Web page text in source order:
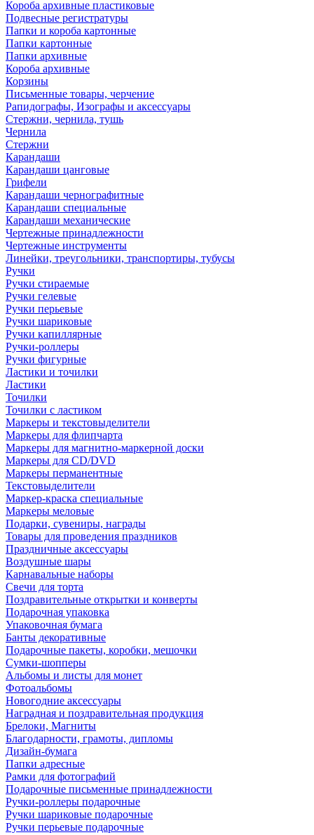
Короба архивные пластиковые
Подвесные регистратуры
Папки и короба картонные
Папки картонные
Папки архивные
Короба архивные
Корзины
Письменные товары, черчение
Рапидографы, Изографы и аксессуары
Стержни, чернила, тушь
Чернила
Стержни
Карандаши
Карандаши цанговые
Грифели
Карандаши чернографитные
Карандаши специальные
Карандаши механические
Чертежные принадлежности
Чертежные инструменты
Линейки, треугольники, транспортиры, тубусы
Ручки
Ручки стираемые
Ручки гелевые
Ручки перьевые
Ручки шариковые
Ручки капиллярные
Ручки-роллеры
Ручки фигурные
Ластики и точилки
Ластики
Точилки
Точилки с ластиком
Маркеры и текстовыделители
Маркеры для флипчарта
Маркеры для магнитно-маркерной доски
Маркеры для CD/DVD
Маркеры перманентные
Текстовыделители
Маркер-краска специальные
Маркеры меловые
Подарки, сувениры, награды
Товары для проведения праздников
Праздничные аксессуары
Воздушные шары
Карнавальные наборы
Свечи для торта
Поздравительные открытки и конверты
Подарочная упаковка
Упаковочная бумага
Банты декоративные
Подарочные пакеты, коробки, мешочки
Сумки-шопперы
Альбомы и листы для монет
Фотоальбомы
Новогодние аксессуары
Наградная и поздравительная продукция
Брелоки, Магниты
Благодарности, грамоты, дипломы
Дизайн-бумага
Папки адресные
Рамки для фотографий
Подарочные письменные принадлежности
Ручки-роллеры подарочные
Ручки шариковые подарочные
Ручки перьевые подарочные